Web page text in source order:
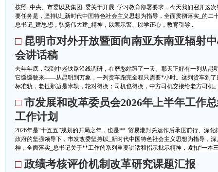
按照_中央、市委以及集团_委关于开展_学习教育部署要求，今天我们召开这
要任务是，坚持以_新时代中国特色社会主义思想为指导，全面贯彻落实_的二
总书记_建思想，弘扬伟大建_精神，以案示警、以学正心，教育引导...
□ 昆明市对外开放暨面向南亚东南亚辐射
会讲话稿
去年年底，我到中老铁路沿线调研，在磨憨站蹲了一天。那天正好有一列从昆
它缓缓驶来——从昆明到万象，一列货车跑完全程只需要*小时。这列货车到
标准轨，老挝那边是米轨，轮对得换；司机也得换，中方司机交接给老方司机
□ 市发展和改革委员会2026年上半年工作
工作计划
2026年是“十五五”规划的开局之年，也是**_贸易港封关运作后承压前行、深
政府的坚强领导下，市发改委坚持以_新时代中国特色社会主义思想为指导，
神，全面落实_总书记关于**工作的系列重要讲话和指示批示精神，紧扣“一本
□ 政绩考核评价机制改革研究课题汇报